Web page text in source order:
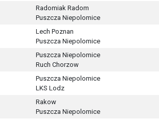
Radomiak Radom
Puszcza Niepolomice
Lech Poznan
Puszcza Niepolomice
Puszcza Niepolomice
Ruch Chorzow
Puszcza Niepolomice
LKS Lodz
Rakow
Puszcza Niepolomice